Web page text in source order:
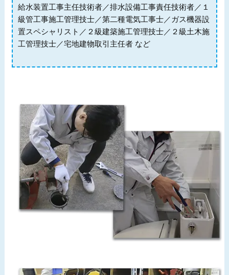
給水装置工事主任技術者／排水設備工事責任技術者／１
級管工事施工管理技士／第二種電気工事士／ガス機器設
置スペシャリスト／２級建築施工管理技士／２級土木施
工管理技士／宅地建物取引主任者 など